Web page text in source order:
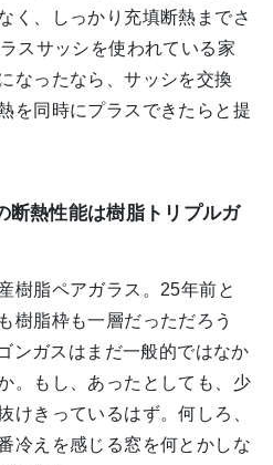
く、しっかり充填断熱までさ
スサッシを使われている家
なったなら、サッシを交換
を同時にプラスできたらと提
断熱性能は樹脂トリプルガ
樹脂ペアガラス。25年前と
樹脂枠も一層だっただろう
ンガスはまだ一般的ではなか
。もし、あったとしても、少
けきっているはず。何しろ、
冷えを感じる窓を何とかしな